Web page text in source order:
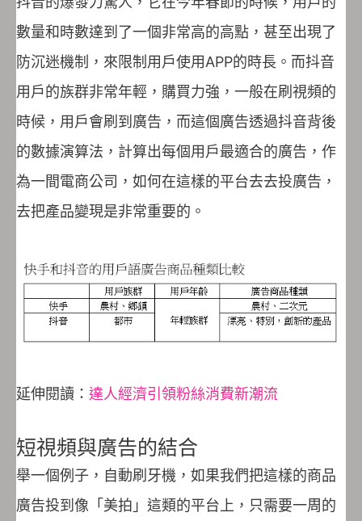
數量和時數達到了一個非常高的高點，甚至出現了
防沉迷機制，來限制用戶使用APP的時長。而抖音
用戶的族群非常年輕，購買力強，一般在刷視頻的
時候，用戶會刷到廣告，而這個廣告透過抖音背後
的數據演算法，計算出每個用戶最適合的廣告，作
為一間電商公司，如何在這樣的平台去去投廣告，
去把產品變現是非常重要的。
延伸閱讀： 達人經濟引領粉絲消費新潮流
短視頻與廣告的結合
舉一個例子，自動刷牙機，如果我們把這樣的商品
廣告投到像「美拍」這類的平台上，只需要一周的